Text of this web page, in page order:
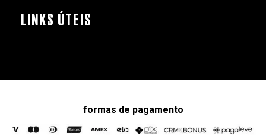
LINKS ÚTEIS
formas de pagamento